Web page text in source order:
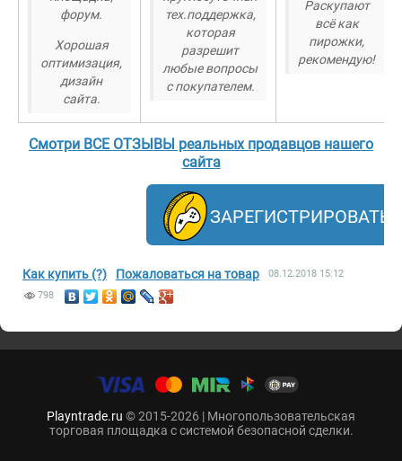
форум.
Хорошая
оптимизация,
дизайн
сайта.
тех.поддержка,
которая
разрешит
любые вопросы
с покупателем.
Раскупают
всё как
пирожки,
рекомендую!
Смотри ВСЕ ОТЗЫВЫ реальных продавцов нашего
сайта
Как купить (?) Пожаловаться на товар 08.12.2018 15:12
798
Playntrade.ru © 2015-2026 | Многопользовательская
торговая площадка с системой безопасной сделки.